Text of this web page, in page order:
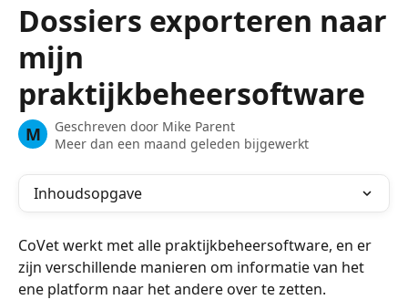
Dossiers exporteren naar
mijn
praktijkbeheersoftware
M Geschreven door Mike Parent
Meer dan een maand geleden bijgewerkt
Inhoudsopgave
CoVet werkt met alle praktijkbeheersoftware, en er
zijn verschillende manieren om informatie van het
ene platform naar het andere over te zetten.